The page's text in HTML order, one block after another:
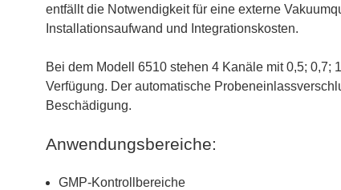
entfällt die Notwendigkeit für eine externe
Installationsaufwand und Integrationskosten.
Bei dem Modell 6510 stehen 4 Kanäle mit 0,5; 0,7;
Verfügung. Der automatische
Beschädigung.
Anwendungsbereiche:
GMP-Kontrollbereiche